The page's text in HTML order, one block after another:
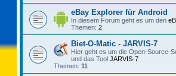
eBay Explorer für Android
In diesem Forum geht es um den
Themen: 2
Biet-O-Matic - JARVIS-7
Hier geht es um die Open-Source-
und das Tool JARVIS-7
Themen: 11